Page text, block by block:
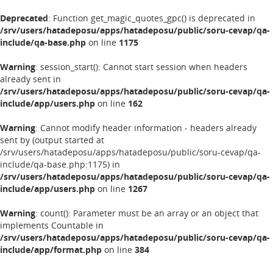
Deprecated: Function get_magic_quotes_gpc() is deprecated in
/srv/users/hatadeposu/apps/hatadeposu/public/soru-cevap/qa-
include/qa-base.php on line 1175
Warning: session_start(): Cannot start session when headers
already sent in
/srv/users/hatadeposu/apps/hatadeposu/public/soru-cevap/qa-
include/app/users.php on line 162
Warning: Cannot modify header information - headers already
sent by (output started at
/srv/users/hatadeposu/apps/hatadeposu/public/soru-cevap/qa-
include/qa-base.php:1175) in
/srv/users/hatadeposu/apps/hatadeposu/public/soru-cevap/qa-
include/app/users.php on line 1267
Warning: count(): Parameter must be an array or an object that
implements Countable in
/srv/users/hatadeposu/apps/hatadeposu/public/soru-cevap/qa-
include/app/format.php on line 384